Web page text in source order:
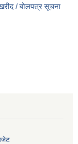
/ बोलपत्र सूचना